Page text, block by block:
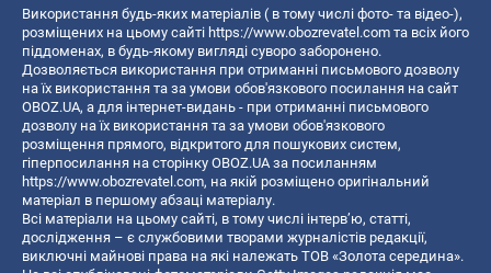
Використання будь-яких матеріалів ( в тому числі фото- та відео-),
розміщених на цьому сайті https://www.obozrevatel.com та всіх його
піддоменах, в будь-якому вигляді суворо заборонено.
Дозволяється використання при отриманні письмового дозволу
на їх використання та за умови обов'язкового посилання на сайт
OBOZ.UA, а для інтернет-видань - при отриманні письмового
дозволу на їх використання та за умови обов'язкового
розміщення прямого, відкритого для пошукових систем,
гіперпосилання на сторінку OBOZ.UA за посиланням
https://www.obozrevatel.com, на якій розміщено оригінальний
матеріал в першому абзаці матеріалу.
Всі матеріали на цьому сайті, в тому числі інтерв’ю, статті,
дослідження – є службовими творами журналістів редакції,
виключні майнові права на які належать ТОВ «Золота середина».